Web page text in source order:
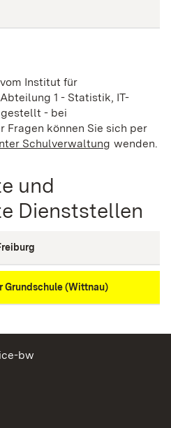
Institut für
1 - Statistik, IT-
gestellt - bei
Fragen können Sie sich per
Schulverwaltung (Wird in
wenden.
und
Dienststellen
Grundschule (Wittnau)
bw